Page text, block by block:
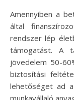
Amennyiben a
által
rendszer lép
támogatást. A
jövedelem 50-
biztosítási
lehetőséget ad
munkavállaló